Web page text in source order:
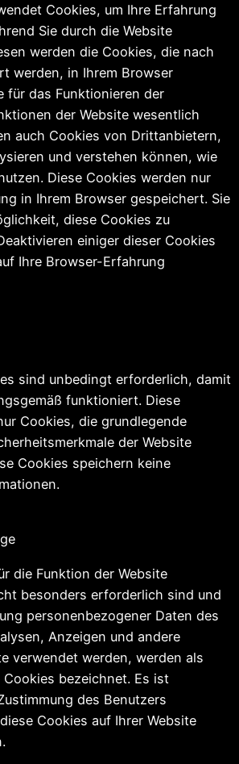
Cookies, um Ihre Erfahrung
Sie durch die Website
werden die Cookies, die nach
werden, in Ihrem Browser
für das Funktionieren der
der Website wesentlich
auch Cookies von Drittanbietern,
und verstehen können, wie
Diese Cookies werden nur
in Ihrem Browser gespeichert. Sie
diese Cookies zu
einiger dieser Cookies
Ihre Browser-Erfahrung
sind unbedingt erforderlich, damit
funktioniert. Diese
Cookies, die grundlegende
der Website
Cookies speichern keine
die Funktion der Website
besonders erforderlich sind und
personenbezogener Daten des
Anzeigen und andere
verwendet werden, werden als
bezeichnet. Es ist
des Benutzers
Cookies auf Ihrer Website